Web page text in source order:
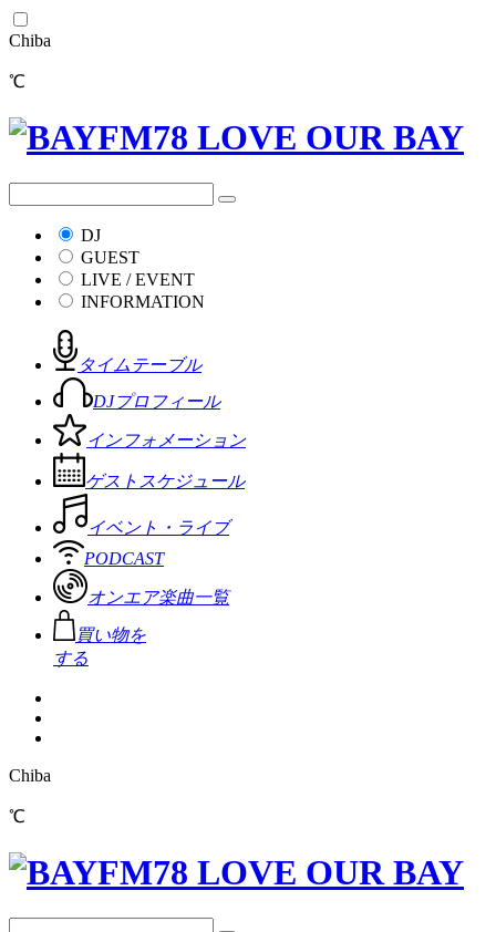
Chiba
℃
DJ
GUEST
LIVE / EVENT
INFORMATION
タイムテーブル
DJプロフィール
インフォメーション
ゲストスケジュール
イベント・ライブ
PODCAST
オンエア楽曲一覧
買い物を
する
Chiba
℃